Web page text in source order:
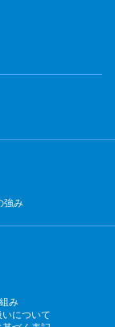
強み
み
について